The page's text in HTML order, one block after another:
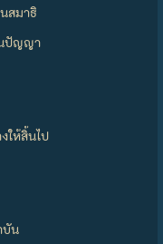
สมาธิ
ปัญญา
ให้สิ้นไป
บัน